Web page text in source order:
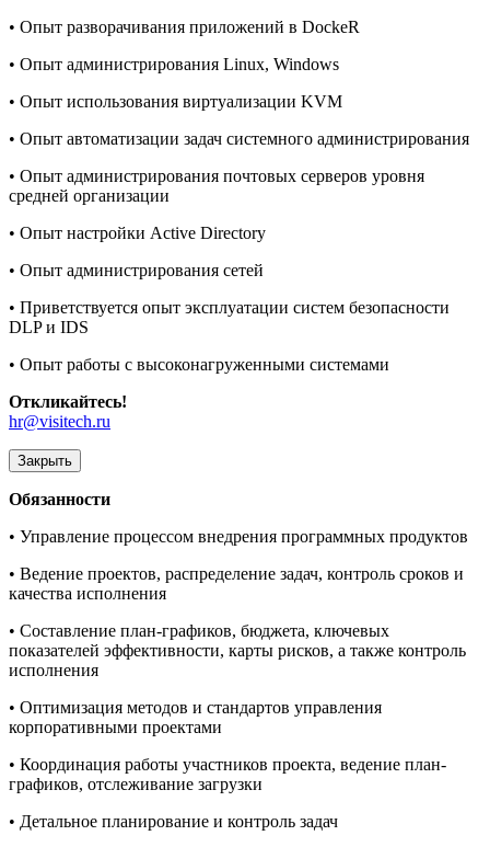
• Опыт разворачивания приложений в DockeR
• Опыт администрирования Linux, Windows
• Опыт использования виртуализации KVM
• Опыт автоматизации задач системного администрирования
• Опыт администрирования почтовых серверов уровня
средней организации
• Опыт настройки Active Directory
• Опыт администрирования сетей
• Приветствуется опыт эксплуатации систем безопасности
DLP и IDS
• Опыт работы с высоконагруженными системами
Откликайтесь!
hr@visitech.ru
Закрыть
Обязанности
• Управление процессом внедрения программных продуктов
• Ведение проектов, распределение задач, контроль сроков и
качества исполнения
• Составление план-графиков, бюджета, ключевых
показателей эффективности, карты рисков, а также контроль
исполнения
• Оптимизация методов и стандартов управления
корпоративными проектами
• Координация работы участников проекта, ведение план-
графиков, отслеживание загрузки
• Детальное планирование и контроль задач